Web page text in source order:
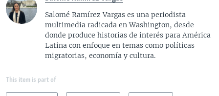
Salomé Ramírez Vargas es una periodista
multimedia radicada en Washington, desde
donde produce historias de interés para América
Latina con enfoque en temas como políticas
migratorias, economía y cultura.
This item is part of